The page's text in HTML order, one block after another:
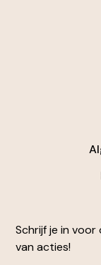
Schrijf je in
van acties!